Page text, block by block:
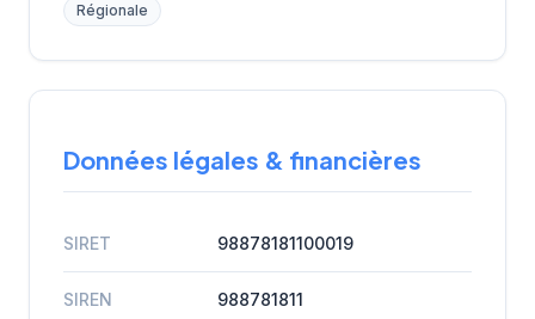
Régionale
Données légales & financières
SIRET 98878181100019
SIREN 988781811